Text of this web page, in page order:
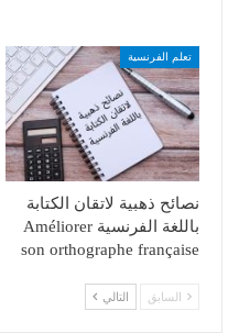
تعلم الفرنسية
نصائح ذهبية لاتقان الكتابة
باللغة الفرنسية Améliorer
son orthographe française
السابق التالي